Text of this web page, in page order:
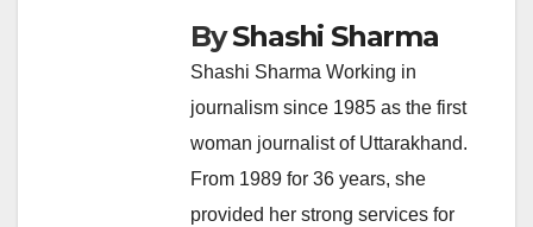
ByShashi Sharma
Shashi Sharma Working in
journalism since 1985 as the first
woman journalist of Uttarakhand.
From 1989 for 36 years, she
provided her strong services for